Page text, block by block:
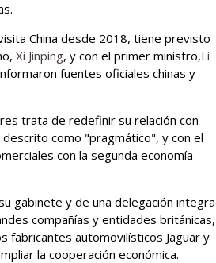
China desde 2018, tiene previsto
Xi Jinping, y con el primer ministro,Li
fuentes oficiales chinas y
trata de redefinir su relación con
como "pragmático", y con el
con la segunda economía
gabinete y de una delegación
compañías y entidades británicas,
fabricantes automovilísticos Jaguar y
la cooperación económica.